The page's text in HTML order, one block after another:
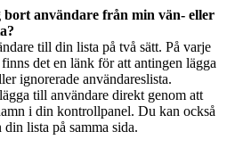
användare från min vän- eller
till din lista på två sätt. På varje
det en länk för att antingen lägga
ignorerade användareslista.
till användare direkt genom att
i din kontrollpanel. Du kan också
lista på samma sida.